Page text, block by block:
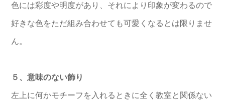
色には彩度や明度があり、それにより印象が変わるので
好きな色をただ組み合わせても可愛くなるとは限りませ
ん。
５、意味のない飾り
左上に何かモチーフを入れるときに全く教室と関係ない